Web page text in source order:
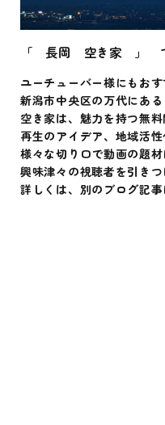
「 長岡 空き家 」
ユーチューバー様にもおす
新潟市中央区の万代にあ
空き家は、魅力を持つ無
再生のアイデア、地域活性
様々な切り口で動画の題
興味津々の視聴者を引き
詳しくは、別のブログ記事